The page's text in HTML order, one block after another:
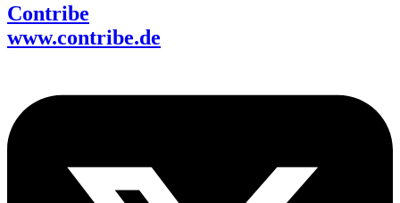
Contribe
www.contribe.de